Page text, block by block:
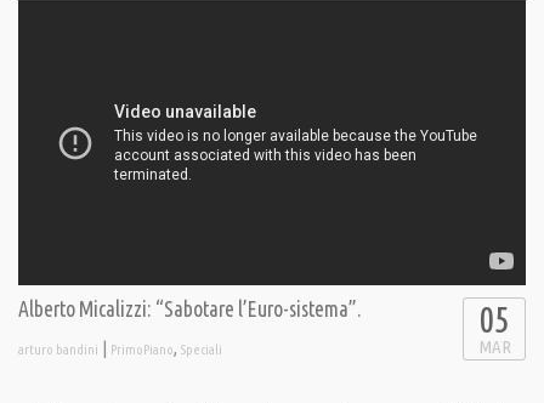
Alberto Micalizzi: “Sabotare l’Euro-sistema”.
arturo bandini | PrimoPiano, Speciali
05
MAR